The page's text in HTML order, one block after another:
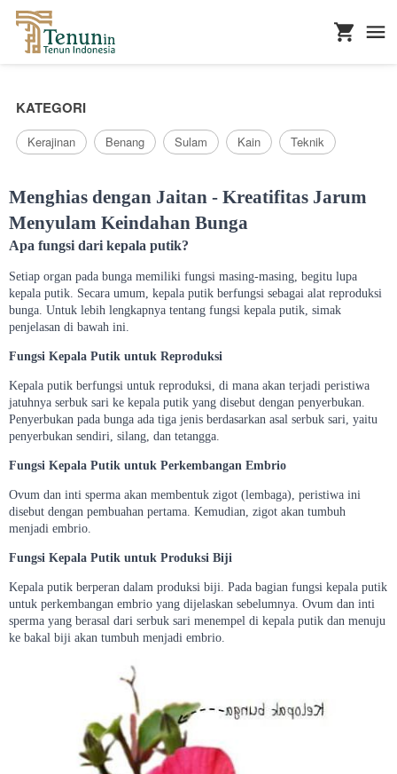
KATEGORI
Kerajinan Benang Sulam Kain Teknik
Menghias dengan Jaitan - Kreatifitas Jarum
Menyulam Keindahan Bunga
Apa fungsi dari kepala putik?
Setiap organ pada bunga memiliki fungsi masing-masing, begitu lupa
kepala putik. Secara umum, kepala putik berfungsi sebagai alat reproduksi
bunga. Untuk lebih lengkapnya tentang fungsi kepala putik, simak
penjelasan di bawah ini.
Fungsi Kepala Putik untuk Reproduksi
Kepala putik berfungsi untuk reproduksi, di mana akan terjadi peristiwa
jatuhnya serbuk sari ke kepala putik yang disebut dengan penyerbukan.
Penyerbukan pada bunga ada tiga jenis berdasarkan asal serbuk sari, yaitu
penyerbukan sendiri, silang, dan tetangga.
Fungsi Kepala Putik untuk Perkembangan Embrio
Ovum dan inti sperma akan membentuk zigot (lembaga), peristiwa ini
disebut dengan pembuahan pertama. Kemudian, zigot akan tumbuh
menjadi embrio.
Fungsi Kepala Putik untuk Produksi Biji
Kepala putik berperan dalam produksi biji. Pada bagian fungsi kepala putik
untuk perkembangan embrio yang dijelaskan sebelumnya. Ovum dan inti
sperma yang berasal dari serbuk sari menempel di kepala putik dan menuju
ke bakal biji akan tumbuh menjadi embrio.